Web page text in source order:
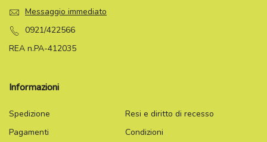
Messaggio immediato
0921/422566
REA n.PA-412035
Informazioni
Spedizione
Resi e diritto di recesso
Pagamenti
Condizioni